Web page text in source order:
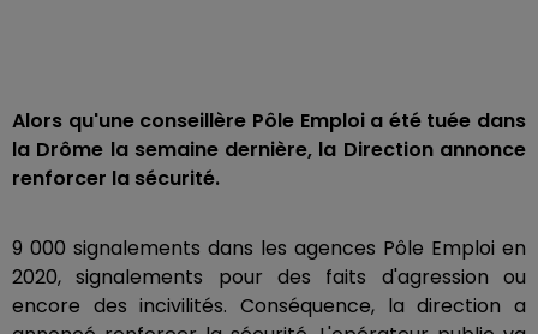
Alors qu'une conseillère Pôle Emploi a été tuée dans
la Drôme la semaine dernière, la Direction annonce
renforcer la sécurité.
9 000 signalements dans les agences Pôle Emploi en
2020, signalements pour des faits d'agression ou
encore des incivilités. Conséquence, la direction a